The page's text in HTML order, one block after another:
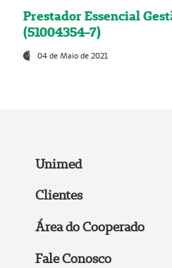
Prestador Essencial
(51004354-7)
04 de Maio de 2021
Unimed
Clientes
Área do Cooperado
Fale Conosco